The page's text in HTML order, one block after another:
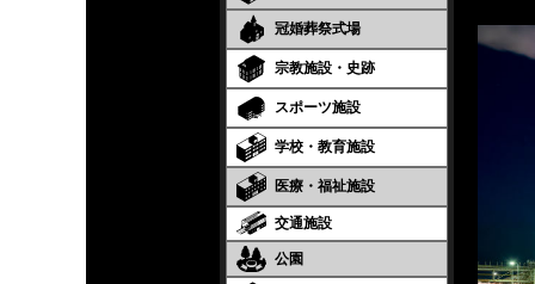
冠婚葬祭式場
宗教施設・史跡
スポーツ施設
学校・教育施設
医療・福祉施設
交通施設
公園